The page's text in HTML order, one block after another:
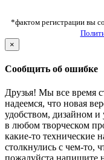
*фактом регистрации вы
×
Сообщить об ошибке
Друзья! Мы все время
надеемся, что новая
удобством, дизайном
в любом творческом
какие-то технические
столкнулись с чем-то,